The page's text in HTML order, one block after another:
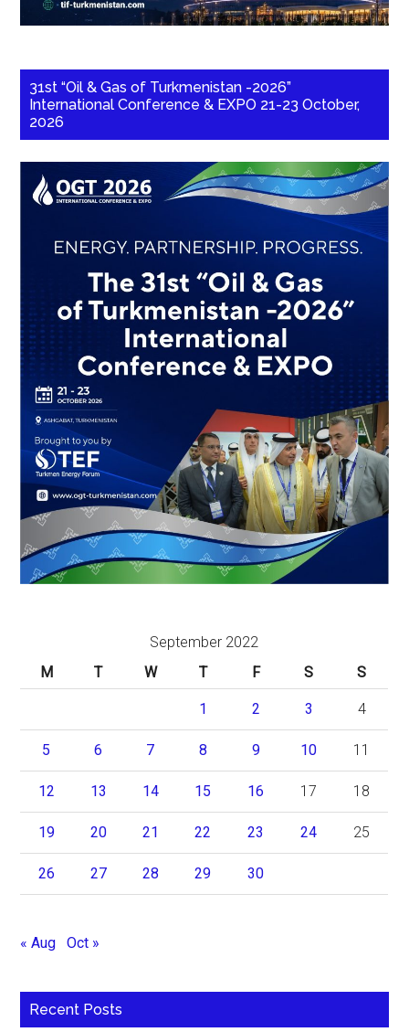
31st “Oil & Gas of Turkmenistan -2026”
International Conference & EXPO 21-23 October,
2026
September 2022
M
T W T F S S
1 2 3 4
5 6 7 8 9 10 11
12 13 14 15 16 17 18
19 20 21 22 23 24 25
26 27 28 29 30
« Aug Oct »
Recent Posts